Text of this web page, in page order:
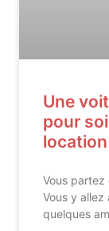
Une
pour
location
Vous partez
Vous y
quelques